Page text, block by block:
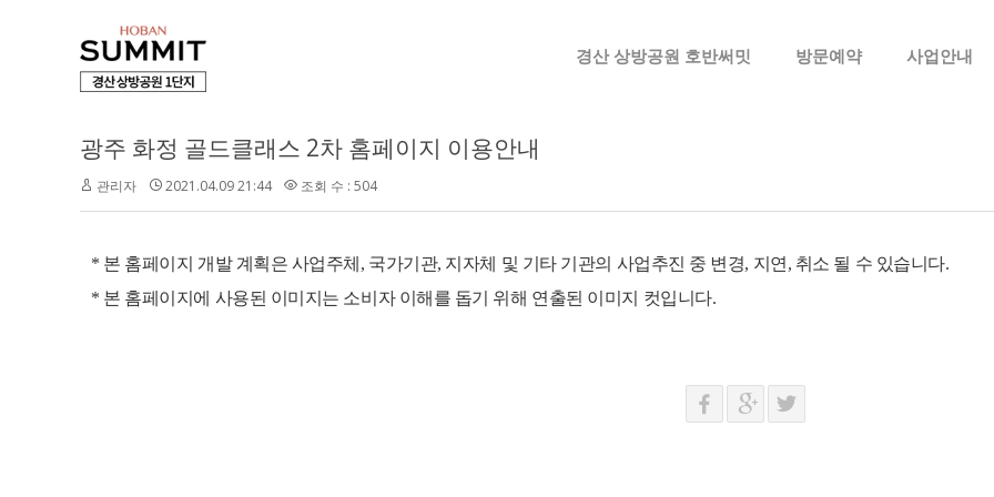
경산 상방공원 호반써밋 방문예약 사업안내
광주 화정 골드클래스 2차 홈페이지 이용안내
관리자 2021.04.09 21:44 조회 수 : 504
* 본 홈페이지 개발 계획은 사업주체, 국가기관, 지자체 및 기타 기관의 사업추진 중 변경, 지연, 취소 될 수 있습니다.
* 본 홈페이지에 사용된 이미지는 소비자 이해를 돕기 위해 연출된 이미지 컷입니다.